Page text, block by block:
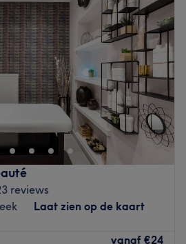
reviews
Laat zien op de kaart
vanaf €24